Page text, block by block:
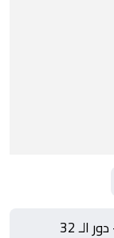
الـ 32